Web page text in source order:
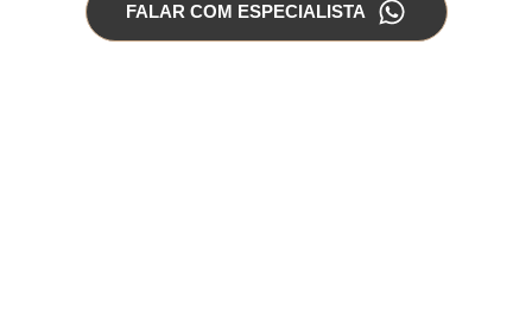
FALAR COM ESPECIALISTA